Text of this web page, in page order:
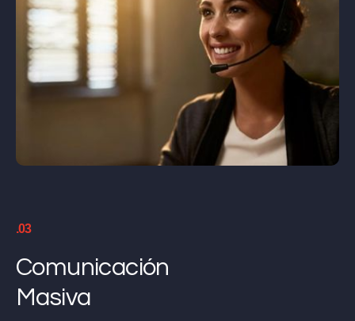
.03
Comunicación
Masiva